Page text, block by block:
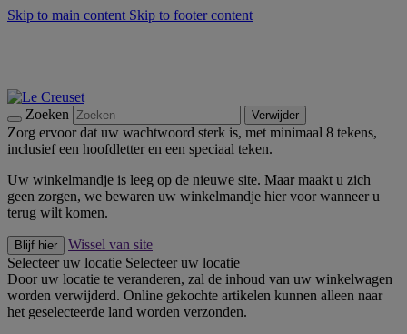
Skip to main content Skip to footer content
Zoeken Verwijder
Zorg ervoor dat uw wachtwoord sterk is, met minimaal 8 tekens,
inclusief een hoofdletter en een speciaal teken.
Uw winkelmandje is leeg op de nieuwe site. Maar maakt u zich
geen zorgen, we bewaren uw winkelmandje hier voor wanneer u
terug wilt komen.
Blijf hier
Wissel van site
Selecteer uw locatie Selecteer uw locatie
Door uw locatie te veranderen, zal de inhoud van uw winkelwagen
worden verwijderd. Online gekochte artikelen kunnen alleen naar
het geselecteerde land worden verzonden.